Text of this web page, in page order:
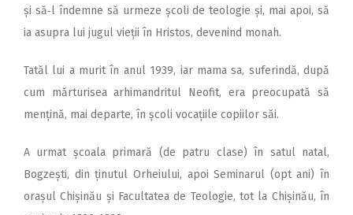
și să‑l îndemne să urmeze școli de teologie și, mai apoi, să
ia asupra lui jugul vieții în Hristos, devenind monah.
Tatăl lui a murit în anul 1939, iar mama sa, suferindă, după
cum mărturisea arhimandritul Neofit, era preocupată să
mențină, mai departe, în școli vocațiile copii­lor săi.
A urmat școala primară (de patru clase) în satul natal,
Bogzești, din ținutul Orheiului, apoi Seminarul (opt ani) în
orașul Chișinău și Facultatea de Teologie, tot la Chișinău, în